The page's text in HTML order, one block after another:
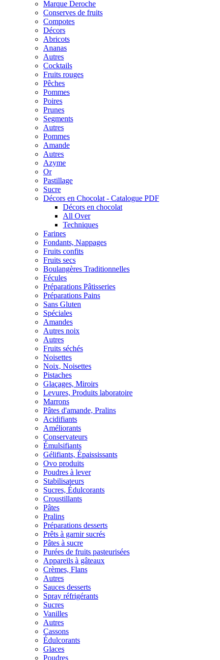
Marque Deroche
Conserves de fruits
Compotes
Décors
Abricots
Ananas
Autres
Cocktails
Fruits rouges
Pêches
Pommes
Poires
Prunes
Segments
Autres
Pommes
Amande
Autres
Azyme
Or
Pastillage
Sucre
Décors en Chocolat - Catalogue PDF
Décors en chocolat
All Over
Techniques
Farines
Fondants, Nappages
Fruits confits
Fruits secs
Boulangères Traditionnelles
Fécules
Préparations Pâtisseries
Préparations Pains
Sans Gluten
Spéciales
Amandes
Autres noix
Autres
Fruits séchés
Noisettes
Noix, Noisettes
Pistaches
Glaçages, Miroirs
Levures, Produits laboratoire
Marrons
Pâtes d'amande, Pralins
Acidifiants
Améliorants
Conservateurs
Émulsifiants
Gélifiants, Épaississants
Ovo produits
Poudres à lever
Stabilisateurs
Sucres, Édulcorants
Croustillants
Pâtes
Pralins
Préparations desserts
Prêts à garnir sucrés
Pâtes à sucre
Purées de fruits pasteurisées
Appareils à gâteaux
Crèmes, Flans
Autres
Sauces desserts
Spray réfrigérants
Sucres
Vanilles
Autres
Cassons
Édulcorants
Glaces
Poudres